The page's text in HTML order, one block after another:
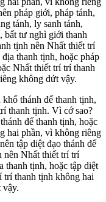
pháp giới, pháp tánh,
tánh, ly sanh tánh,
bất tư nghì giới thanh
tịnh nên Nhất thiết trí
thanh tịnh, hoặc pháp
Nhất thiết trí trí thanh
không dứt vậy.
thánh đế thanh tịnh,
thanh tịnh. Vì cớ sao?
đế thanh tịnh, hoặc
hai phần, vì không riêng
tập diệt đạo thánh đế
nên Nhất thiết trí trí
thanh tịnh, hoặc tập diệt
trí thanh tịnh không hai
vậy.